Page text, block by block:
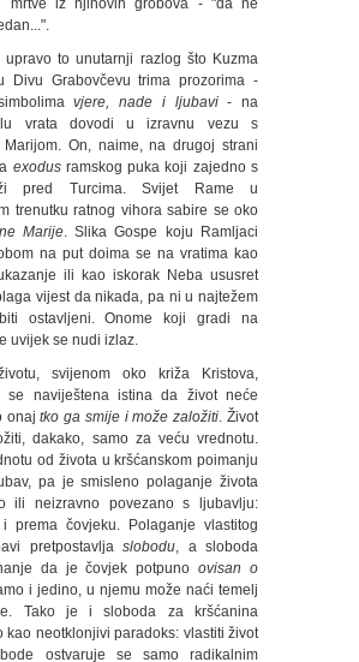
mrtve iz njihovih grobova - "da ne
to unutarnji razlog što Kuzma
Divu Grabovčevu trima prozorima -
vjere, nade i ljubavi- na
vrata dovodi u izravnu vezu s
Marijom. On, naime, na drugoj strani
exodusramskog puka koji zajedno s
pred Turcima. Svijet Rame u
trenutku ratnog vihora sabire se oko
Marije. Slika Gospe koju Ramljaci
na put doima se na vratima kao
ili kao iskorak Neba ususret
vijest da nikada, pa ni u najtežem
ostavljeni. Onome koji gradi na
uvijek se nudi izlaz.
svijenom oko križa Kristova,
se naviještena istina da život neće
onajtko ga smije i može založiti. Život
dakako, samo za veću vrednotu.
od života u kršćanskom poimanju
pa je smisleno polaganje života
ili neizravno povezano s ljubavlju:
prema čovjeku. Polaganje vlastitog
pretpostavlja slobodu, a sloboda
da je čovjek potpunoovisan o
i jedino, u njemu može naći temelj
Tako je i sloboda za kršćanina
kao neotklonjivi paradoks: vlastiti život
ostvaruje se samo radikalnim